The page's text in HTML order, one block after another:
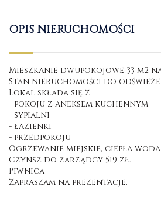
OPIS NIERUCHOMOŚCI
Mieszkanie dwupokojowe 33 m2
Stan nieruchomości do
Lokal składa się z
- pokoju z aneksem kuchennym
- sypialni
- łazienki
- przedpokoju
Ogrzewanie miejskie, ciepła
Czynsz do zarządcy 519 zł.
Piwnica
Zapraszam na prezentacje.